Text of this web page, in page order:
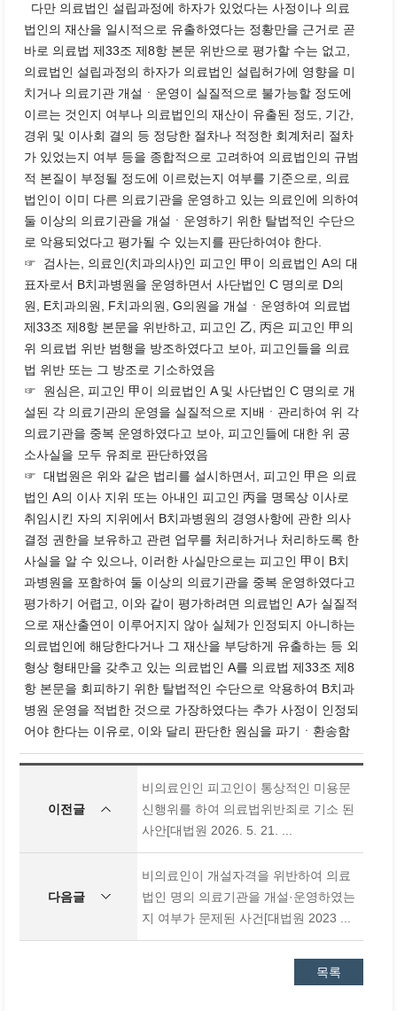
다만 의료법인 설립과정에 하자가 있었다는 사정이나 의료
법인의 재산을 일시적으로 유출하였다는 정황만을 근거로 곧
바로 의료법 제33조 제8항 본문 위반으로 평가할 수는 없고,
의료법인 설립과정의 하자가 의료법인 설립허가에 영향을 미
치거나 의료기관 개설ㆍ운영이 실질적으로 불가능할 정도에
이르는 것인지 여부나 의료법인의 재산이 유출된 정도, 기간,
경위 및 이사회 결의 등 정당한 절차나 적정한 회계처리 절차
가 있었는지 여부 등을 종합적으로 고려하여 의료법인의 규범
적 본질이 부정될 정도에 이르렀는지 여부를 기준으로, 의료
법인이 이미 다른 의료기관을 운영하고 있는 의료인에 의하여
둘 이상의 의료기관을 개설ㆍ운영하기 위한 탈법적인 수단으
로 악용되었다고 평가될 수 있는지를 판단하여야 한다.
☞ 검사는, 의료인(치과의사)인 피고인 甲이 의료법인 A의 대
표자로서 B치과병원을 운영하면서 사단법인 C 명의로 D의
원, E치과의원, F치과의원, G의원을 개설ㆍ운영하여 의료법
제33조 제8항 본문을 위반하고, 피고인 乙, 丙은 피고인 甲의
위 의료법 위반 범행을 방조하였다고 보아, 피고인들을 의료
법 위반 또는 그 방조로 기소하였음
☞ 원심은, 피고인 甲이 의료법인 A 및 사단법인 C 명의로 개
설된 각 의료기관의 운영을 실질적으로 지배ㆍ관리하여 위 각
의료기관을 중복 운영하였다고 보아, 피고인들에 대한 위 공
소사실을 모두 유죄로 판단하였음
☞ 대법원은 위와 같은 법리를 설시하면서, 피고인 甲은 의료
법인 A의 이사 지위 또는 아내인 피고인 丙을 명목상 이사로
취임시킨 자의 지위에서 B치과병원의 경영사항에 관한 의사
결정 권한을 보유하고 관련 업무를 처리하거나 처리하도록 한
사실을 알 수 있으나, 이러한 사실만으로는 피고인 甲이 B치
과병원을 포함하여 둘 이상의 의료기관을 중복 운영하였다고
평가하기 어렵고, 이와 같이 평가하려면 의료법인 A가 실질적
으로 재산출연이 이루어지지 않아 실체가 인정되지 아니하는
의료법인에 해당한다거나 그 재산을 부당하게 유출하는 등 외
형상 형태만을 갖추고 있는 의료법인 A를 의료법 제33조 제8
항 본문을 회피하기 위한 탈법적인 수단으로 악용하여 B치과
병원 운영을 적법한 것으로 가장하였다는 추가 사정이 인정되
어야 한다는 이유로, 이와 달리 판단한 원심을 파기ㆍ환송함
이전글
비의료인인 피고인이 통상적인 미용문
신행위를 하여 의료법위반죄로 기소 된
사안[대법원 2026. 5. 21. ...
다음글
비의료인이 개설자격을 위반하여 의료
법인 명의 의료기관을 개설·운영하였는
지 여부가 문제된 사건[대법원 2023 ...
목록